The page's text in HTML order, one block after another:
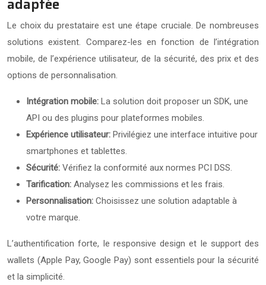
Le choix du prestataire est une étape cruciale. De nombreuses
solutions existent. Comparez-les en fonction de l’intégration
mobile, de l’expérience utilisateur, de la sécurité, des prix et des
options de personnalisation.
Intégration mobile: La solution doit proposer un SDK, une
API ou des plugins pour plateformes mobiles.
Expérience utilisateur: Privilégiez une interface intuitive pour
smartphones et tablettes.
Sécurité: Vérifiez la conformité aux normes PCI DSS.
Tarification: Analysez les commissions et les frais.
Personnalisation: Choisissez une solution adaptable à
votre marque.
L’authentification forte, le responsive design et le support des
wallets (Apple Pay, Google Pay) sont essentiels pour la sécurité
et la simplicité.